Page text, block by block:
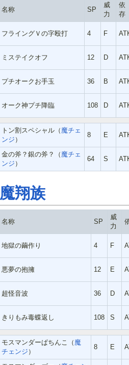
名称 SP
威
力
依
存
フライングＶの字殴打 4 F
ミステイクオフ 12 D
プチオークお手玉 36 B
オーク神プチ降臨 108 D
トン割スペシャル（ 魔チェ
ンジ ）
8 E
金の斧？銀の斧？（ 魔チェ
ンジ ）
64 S
魔翔族
名称 SP
威
力
地獄の繭作り 4 F
悪夢の抱擁 12 E
超怪音波 36 D
きりもみ毒蝶返し 108 S
モスマンダーぱちんこ（ 魔
チェンジ ）
8 E